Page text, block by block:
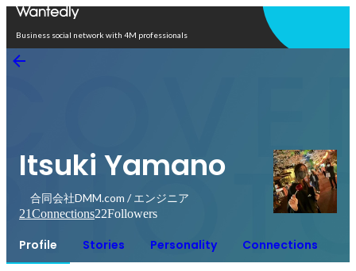
Business social network with 4M professionals
Itsuki Yamano
合同会社DMM.com / エンジニア
21Connections22Followers
Profile Stories Personality Connections